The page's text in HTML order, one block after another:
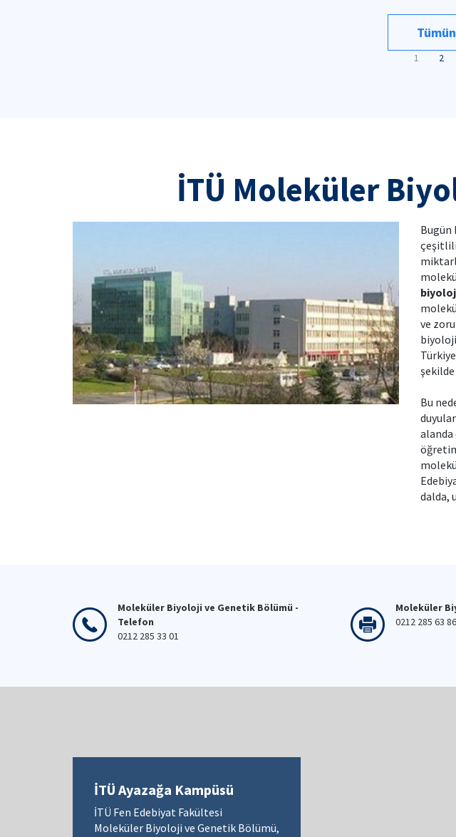
1 2
İTÜ Moleküler
ve
Bu
alanda
dalda,
Moleküler Biyoloji ve Genetik Bölümü -
Telefon
0212 285 33 01
Moleküler
0212 285 63 86
İTÜ Ayazağa Kampüsü
İTÜ Fen Edebiyat Fakültesi
Moleküler Biyoloji ve Genetik Bölümü,